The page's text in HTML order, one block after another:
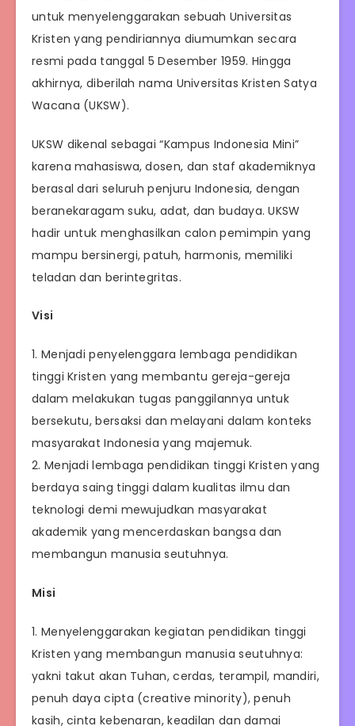
untuk menyelenggarakan sebuah Universitas
Kristen yang pendiriannya diumumkan secara
resmi pada tanggal 5 Desember 1959. Hingga
akhirnya, diberilah nama Universitas Kristen Satya
Wacana (UKSW).
UKSW dikenal sebagai “Kampus Indonesia Mini”
karena mahasiswa, dosen, dan staf akademiknya
berasal dari seluruh penjuru Indonesia, dengan
beranekaragam suku, adat, dan budaya. UKSW
hadir untuk menghasilkan calon pemimpin yang
mampu bersinergi, patuh, harmonis, memiliki
teladan dan berintegritas.
Visi
1. Menjadi penyelenggara lembaga pendidikan
tinggi Kristen yang membantu gereja-gereja
dalam melakukan tugas panggilannya untuk
bersekutu, bersaksi dan melayani dalam konteks
masyarakat Indonesia yang majemuk.
2. Menjadi lembaga pendidikan tinggi Kristen yang
berdaya saing tinggi dalam kualitas ilmu dan
teknologi demi mewujudkan masyarakat
akademik yang mencerdaskan bangsa dan
membangun manusia seutuhnya.
Misi
1. Menyelenggarakan kegiatan pendidikan tinggi
Kristen yang membangun manusia seutuhnya:
yakni takut akan Tuhan, cerdas, terampil, mandiri,
penuh daya cipta (creative minority), penuh
kasih, cinta kebenaran, keadilan dan damai